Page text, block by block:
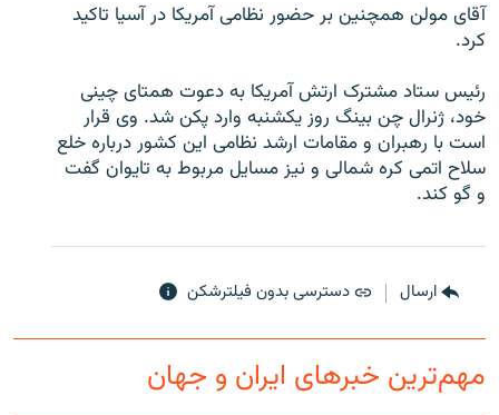
زبان‌های دیگر
آقای مولن همچنين بر حضور نظامی آمريکا در آسيا تاکيد
کرد.
رئيس ستاد مشترک ارتش آمريکا به دعوت همتای چينی
خود، ژنرال چن بينگ روز يکشنبه وارد پکن شد. وی قرار
است با رهبران و مقامات ارشد نظامی این کشور درباره خلع
سلاح اتمی کره شمالی و نيز مسايل مربوط به تايوان گفت
و گو کند.
ارسال دسترسی بدون فیلترشکن
مهم‌ترین خبرهای ایران و جهان